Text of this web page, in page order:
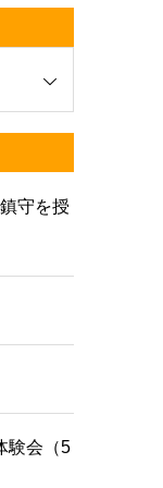
守を授
験会（5